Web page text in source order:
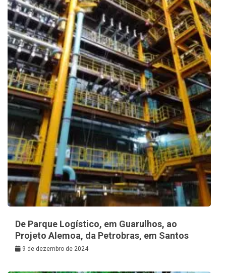
De Parque Logístico, em Guarulhos, ao
Projeto Alemoa, da Petrobras, em Santos
9 de dezembro de 2024